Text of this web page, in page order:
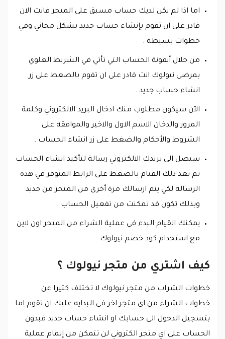
اما اذا لم يكن لديك حساب مسبق على المتجر فانت الان
قادر على ان تقوم بإنشاء حساب جديد بشكل مجاني وفي
خطوات بسيطة .
من خلال أيقونة الحساب التي تأتي في الشريط العلوي
بمرضى نيولوك انت قادر على ان تقوم بالضغط على زر
انشاء حساب جديد .
الآن سيكون مطلوب منك ادخال البريد الالكتروني وكلمة
المرور والدخان الاسم الاول والاخير والموافقة على
الشروط والأحكام والضغط على زر انشاء الحساب .
سيصل الى بريدك الالكتروني رسالة لتأكيد انشاء الحساب
ثم بعد ذلك القيام بالضغط على الرابط المتوفر في هذه
الرسالة لكي يتم ارسالك مرة أخرى من المتجر من جديد
وبذلك تكون قد تمكنت من تفعيل الحساب .
يمكنك القيام البدء في عملية الشراء من المتجر اون لاين
مع استخدام كود خصم نيولوك.
كيف اشتري من متجر نيولوك ؟
خطوات الشراب من متجر نيولوك لا تختلف كثيرا عن
خطوات الشراء من اي متجر اخر في البدايه عليك ان تقوم اما
بتسجيل الدخول الى حسابك او انشاء حساب جديد فبدون
الحساب على اي متجر الكتروني لن تتمكن من إتمام عملية